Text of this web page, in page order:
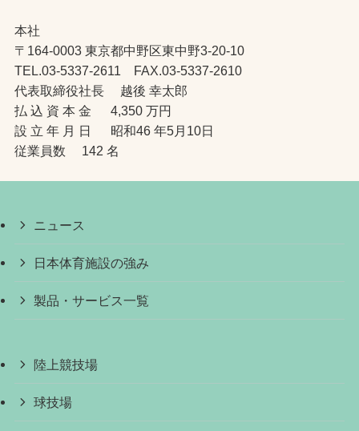
本社
〒164-0003 東京都中野区東中野3-20-10
TEL.03-5337-2611 FAX.03-5337-2610
代表取締役社長 越後 幸太郎
払 込 資 本 金 4,350 万円
設 立 年 月 日 昭和46 年5月10日
従業員数 142 名
ニュース
日本体育施設の強み
製品・サービス一覧
陸上競技場
球技場